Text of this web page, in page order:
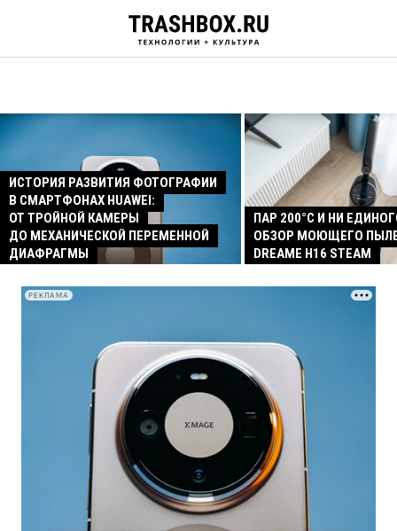
ИСТОРИЯ РАЗВИТИЯ ФОТОГРАФИИ
В СМАРТФОНАХ HUAWEI:
ОТ ТРОЙНОЙ КАМЕРЫ
ДО МЕХАНИЧЕСКОЙ ПЕРЕМЕННОЙ
ДИАФРАГМЫ
ПАР 200°C И НИ
ОБЗОР МОЮЩЕГО
DREAME H16 STEAM
РЕКЛАМА